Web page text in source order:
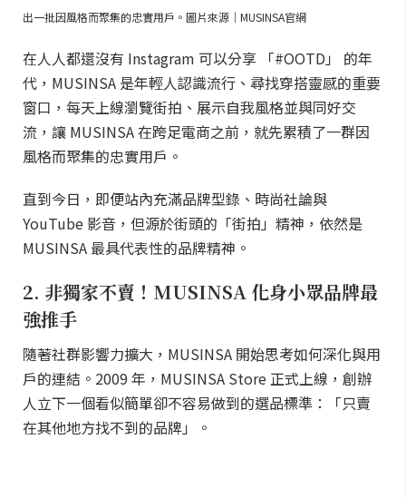
出一批因風格而聚集的忠實用戶。圖片來源｜MUSINSA官網
在人人都還沒有 Instagram 可以分享 「#OOTD」 的年
代，MUSINSA 是年輕人認識流行、尋找穿搭靈感的重要
窗口，每天上線瀏覽街拍、展示自我風格並與同好交
流，讓 MUSINSA 在跨足電商之前，就先累積了一群因
風格而聚集的忠實用戶。
直到今日，即便站內充滿品牌型錄、時尚社論與
YouTube 影音，但源於街頭的「街拍」精神，依然是
MUSINSA 最具代表性的品牌精神。
2. 非獨家不賣！MUSINSA 化身小眾品牌最
強推手
隨著社群影響力擴大，MUSINSA 開始思考如何深化與用
戶的連結。2009 年，MUSINSA Store 正式上線，創辦
人立下一個看似簡單卻不容易做到的選品標準：「只賣
在其他地方找不到的品牌」。